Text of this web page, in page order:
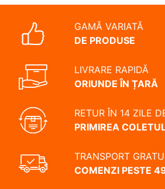
GAMĂ VARIATĂ
DE PRODUSE
LIVRARE RAPIDĂ
ORIUNDE ÎN ȚARĂ
RETUR ÎN 14 ZILE
PRIMIREA
TRANSPORT
COMENZI PESTE